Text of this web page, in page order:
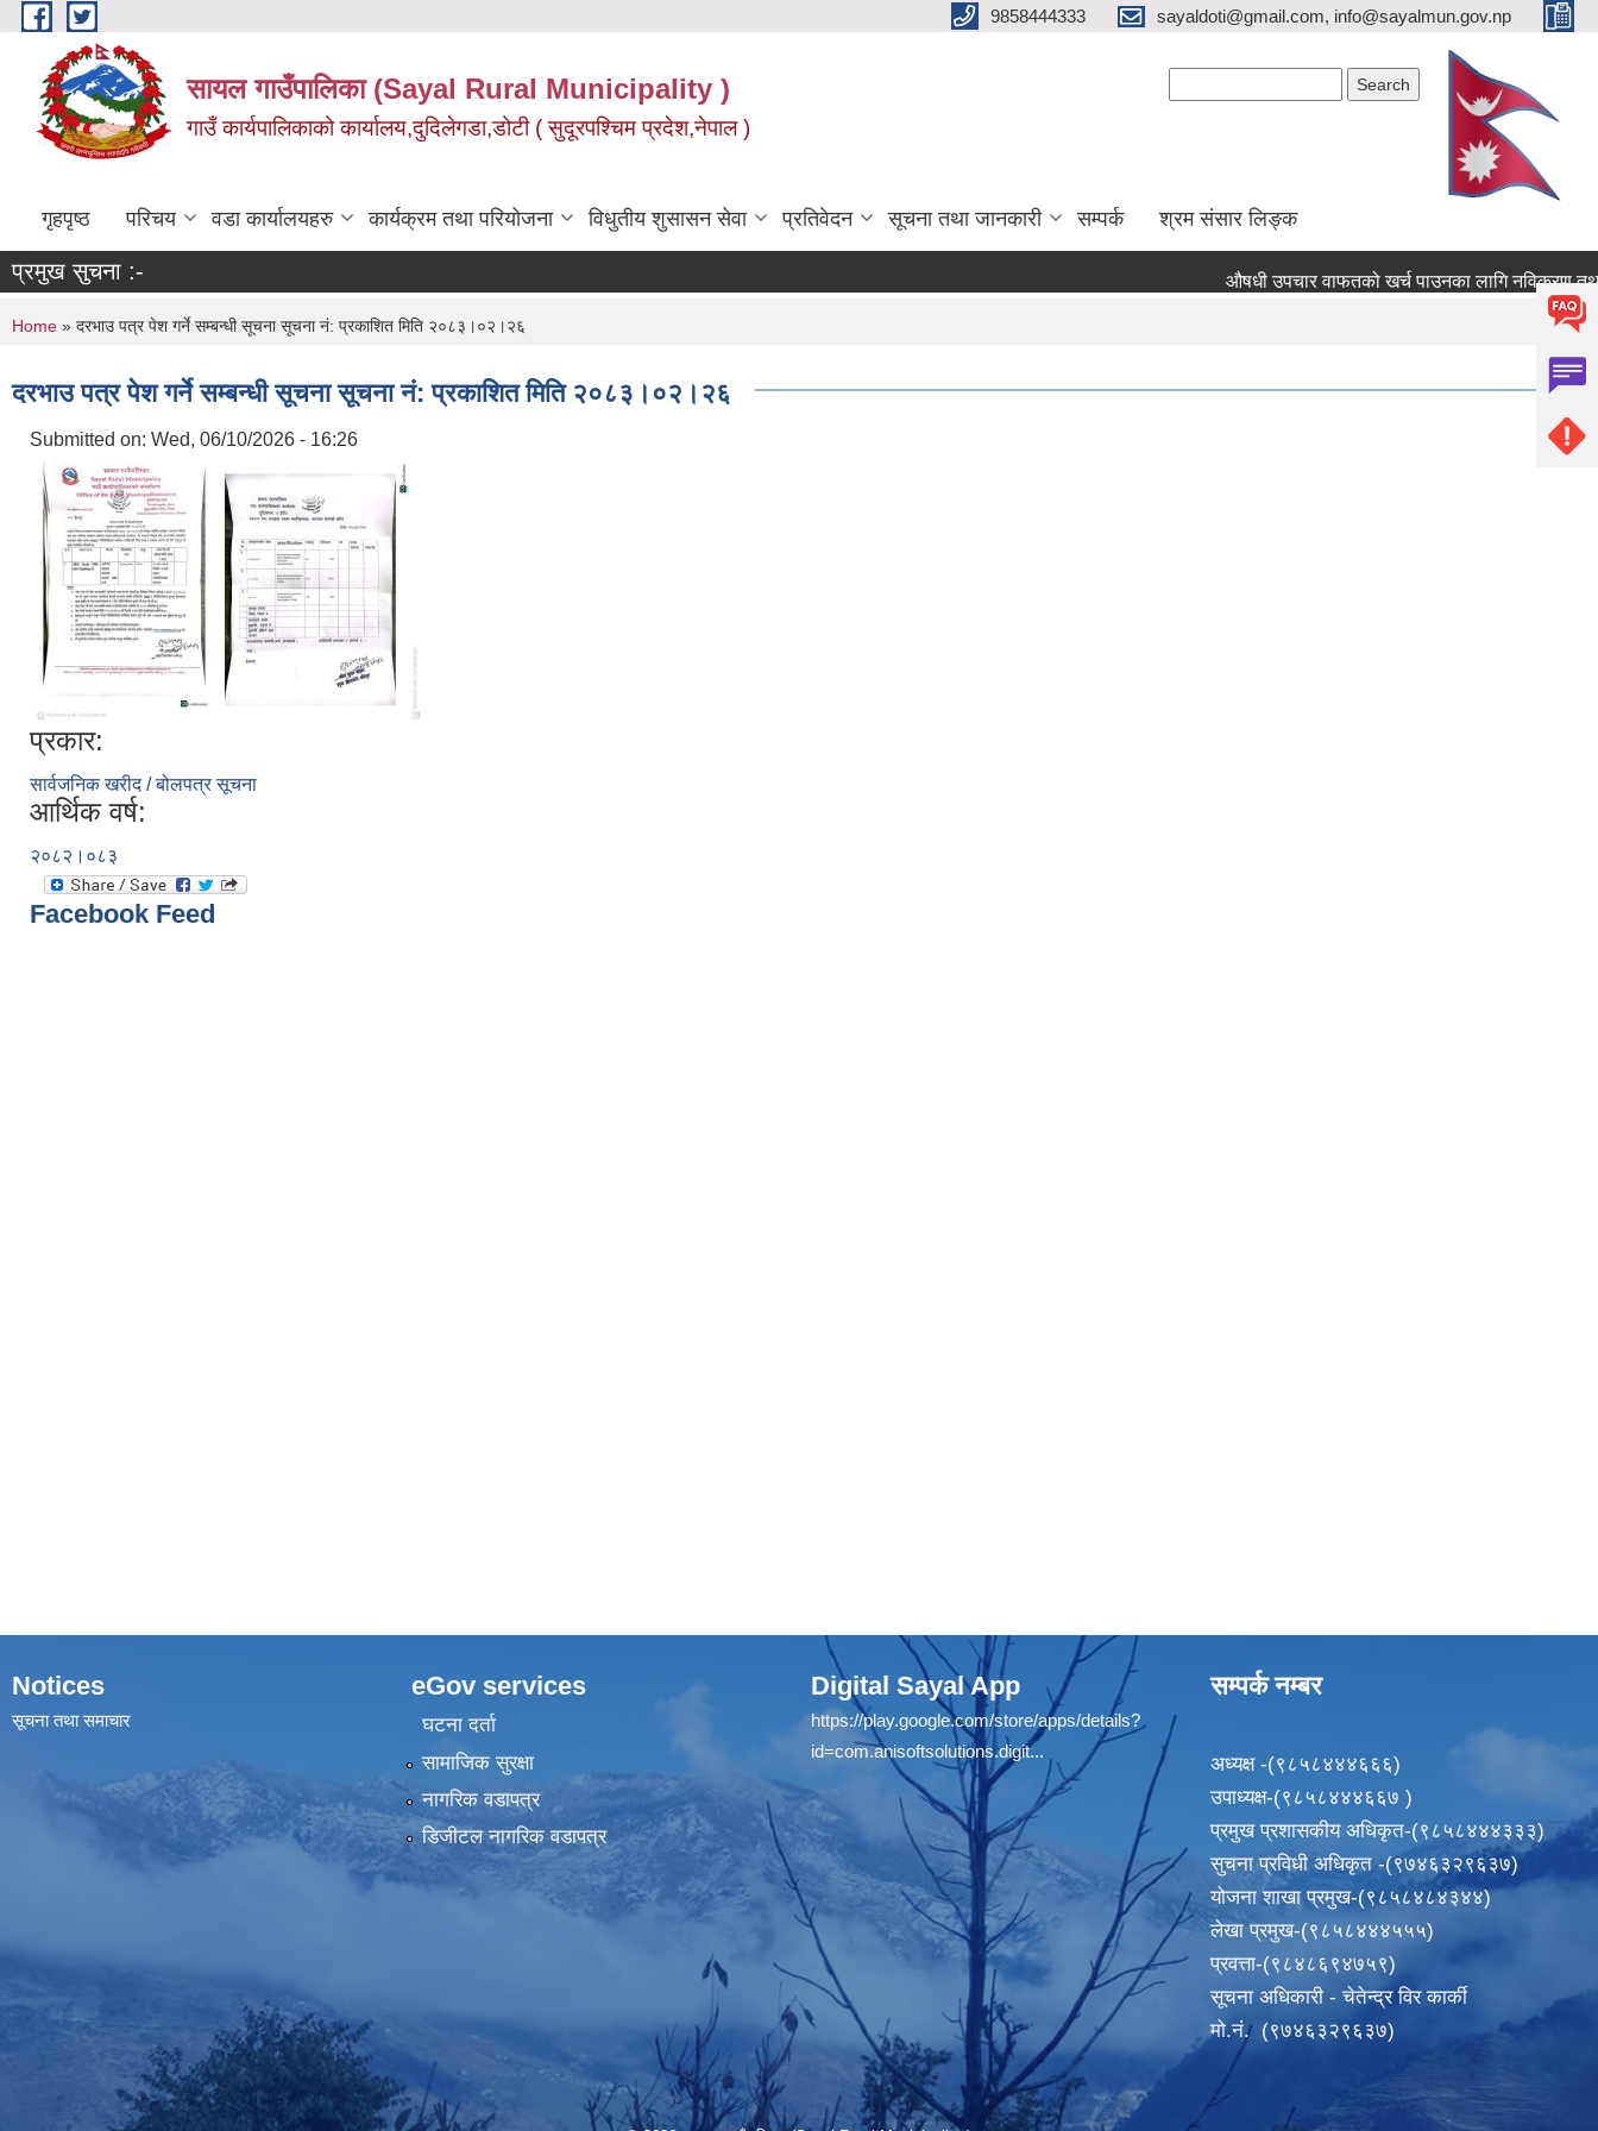
Skip to main content 9858444333 sayaldoti@gmail.com, info@sayalmun.gov.np
सायल गाउँपालिका (Sayal Rural Municipality )
गाउँ कार्यपालिकाको कार्यालय,दुदिलेगडा,डोटी ( सुदूरपश्चिम प्रदेश,नेपाल )
गृहपृष्ठ परिचय वडा कार्यालयहरु कार्यक्रम तथा परियोजना विधुतीय शुसासन सेवा प्रतिवेदन सूचना तथा जानकारी सम्पर्क श्रम संसार लिङ्क
प्रमुख सुचना :- औषधी उपचार वाफतको खर्च पाउनका लागि नविकरण तथा
You are here
Home » दरभाउ पत्र पेश गर्ने सम्बन्धी सूचना सूचना नं: प्रकाशित मिति २०८३।०२।२६
दरभाउ पत्र पेश गर्ने सम्बन्धी सूचना सूचना नं: प्रकाशित मिति २०८३।०२।२६
Submitted on: Wed, 06/10/2026 - 16:26
प्रकार:
सार्वजनिक खरीद / बोलपत्र सूचना
आर्थिक वर्ष:
२०८२।०८३
Facebook Feed
Notices
सूचना तथा समाचार
eGov services
घटना दर्ता
सामाजिक सुरक्षा
नागरिक वडापत्र
डिजीटल नागरिक वडापत्र
Digital Sayal App
https://play.google.com/store/apps/details?
id=com.anisoftsolutions.digit...
सम्पर्क नम्बर
अध्यक्ष -(९८५८४४४६६६)
उपाध्यक्ष-(९८५८४४४६६७ )
प्रमुख प्रशासकीय अधिकृत-(९८५८४४४३३३)
सुचना प्रविधी अधिकृत -(९७४६३२९६३७)
योजना शाखा प्रमुख-(९८५८४८४३४४)
लेखा प्रमुख-(९८५८४४४५५५)
प्रवत्ता-(९८४८६९४७५९)
सूचना अधिकारी - चेतेन्द्र विर कार्की
मो.नं. (९७४६३२९६३७)